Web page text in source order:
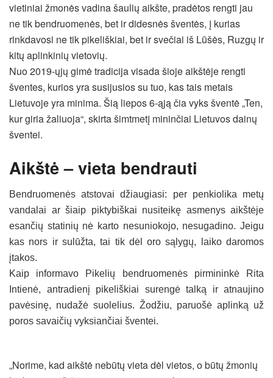
vietiniai žmonės vadina šaulių aikšte, pradėtos rengti jau
ne tik bendruomenės, bet ir didesnės šventės, į kurias
rinkdavosi ne tik pikeliškiai, bet ir svečiai iš Lūšės, Ruzgų ir
kitų aplinkinių vietovių.
Nuo 2019-ųjų gimė tradicija visada šioje aikštėje rengti
šventes, kurios yra susijusios su tuo, kas tais metais
Lietuvoje yra minima. Šią liepos 6-ąją čia vyks šventė „Ten,
kur giria žaliuoja“, skirta šimtmetį mininčiai Lietuvos dainų
šventei.
Aikštė – vieta bendrauti
Bendruomenės atstovai džiaugiasi: per penkiolika metų
vandalai ar šiaip piktybiškai nusiteikę asmenys aikštėje
esančių statinių nė karto nesuniokojo, nesugadino. Jeigu
kas nors ir sulūžta, tai tik dėl oro sąlygų, laiko daromos
įtakos.
Kaip informavo Pikelių bendruomenės pirmininkė Rita
Intienė, antradienį pikeliškiai surengė talką ir atnaujino
pavėsinę, nudažė suolelius. Žodžiu, paruošė aplinką už
poros savaičių vyksiančiai šventei.
„Norime, kad aikštė nebūtų vieta dėl vietos, o būtų žmonių